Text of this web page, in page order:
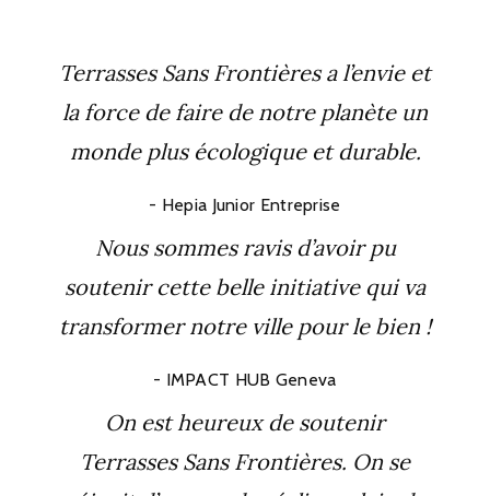
Terrasses Sans Frontières a l’envie et
la force de faire de notre planète un
monde plus écologique et durable.
Hepia Junior Entreprise
Nous sommes ravis d’avoir pu
soutenir cette belle initiative qui va
transformer notre ville pour le bien !
IMPACT HUB Geneva
On est heureux de soutenir
Terrasses Sans Frontières. On se